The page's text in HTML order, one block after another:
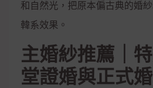
和自然光，把原本偏古典的婚
韓系效果。
主婚紗推薦｜
堂證婚與正式